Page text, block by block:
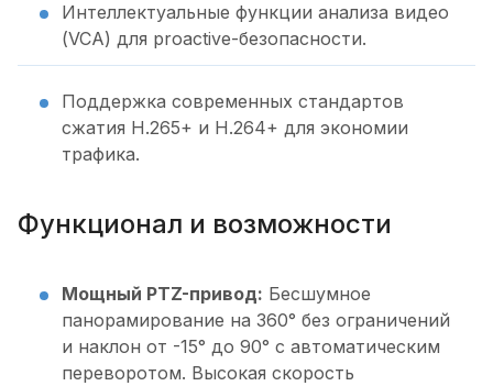
Интеллектуальные функции анализа видео
(VCA) для proactive-безопасности.
Поддержка современных стандартов
сжатия H.265+ и H.264+ для экономии
трафика.
Функционал и возможности
Мощный PTZ-привод: Бесшумное
панорамирование на 360° без ограничений
и наклон от -15° до 90° с автоматическим
переворотом. Высокая скорость